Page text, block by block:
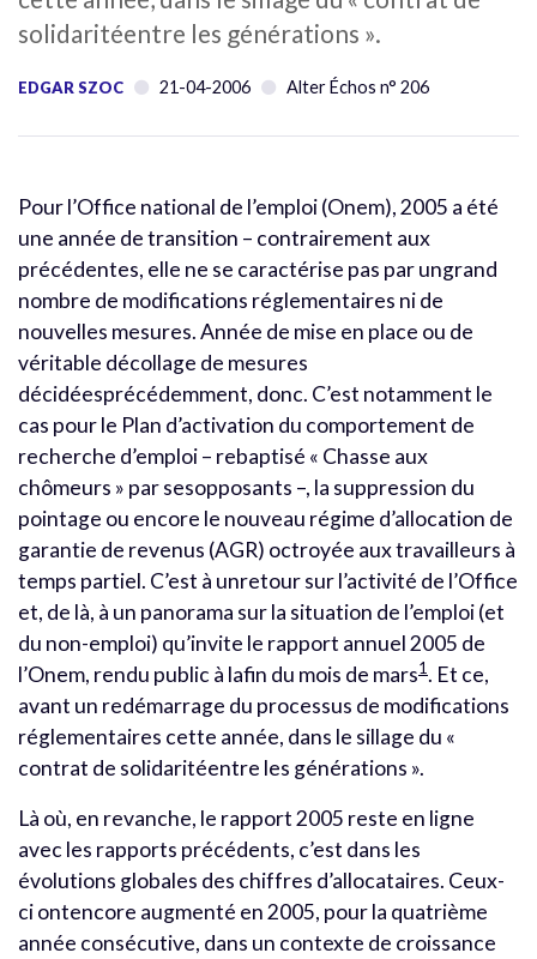
solidaritéentre les générations ».
EDGAR SZOC 21-04-2006 Alter Échos n° 206
Pour l’Office national de l’emploi (Onem), 2005 a été
une année de transition – contrairement aux
précédentes, elle ne se caractérise pas par ungrand
nombre de modifications réglementaires ni de
nouvelles mesures. Année de mise en place ou de
véritable décollage de mesures
décidéesprécédemment, donc. C’est notamment le
cas pour le Plan d’activation du comportement de
recherche d’emploi – rebaptisé « Chasse aux
chômeurs » par sesopposants –, la suppression du
pointage ou encore le nouveau régime d’allocation de
garantie de revenus (AGR) octroyée aux travailleurs à
temps partiel. C’est à unretour sur l’activité de l’Office
et, de là, à un panorama sur la situation de l’emploi (et
du non-emploi) qu’invite le rapport annuel 2005 de
l’Onem, rendu public à lafin du mois de mars1. Et ce,
avant un redémarrage du processus de modifications
réglementaires cette année, dans le sillage du «
contrat de solidaritéentre les générations ».
Là où, en revanche, le rapport 2005 reste en ligne
avec les rapports précédents, c’est dans les
évolutions globales des chiffres d’allocataires. Ceux-
ci ontencore augmenté en 2005, pour la quatrième
année consécutive, dans un contexte de croissance